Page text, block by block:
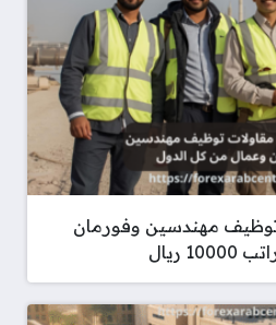
مهندسين وفورمان
ريال